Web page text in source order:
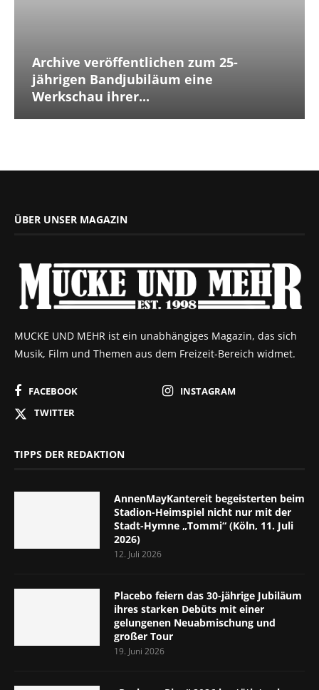
Archive veröffentlichen zum 25-
jährigen Bandjubiläum eine
Werkschau ihrer...
ÜBER UNSER MAGAZIN
MUCKE UND MEHR ist ein unabhängiges Magazin, das sich
Musik, Film und Themen aus dem Freizeit-Bereich widmet.
FACEBOOK
INSTAGRAM
TWITTER
TIPPS DER REDAKTION
AnnenMayKantereit begeisterten beim
Stadion-Heimspiel nicht nur mit der
Stadt-Hymne „Tommi“ (Köln, 11. Juli
2026)
12. Juli 2026
Placebo feiern das 30-jährige Jubiläum
ihres starken Debüts mit einer
gelungenen Neuabmischung und
großer Tour
19. Juni 2026